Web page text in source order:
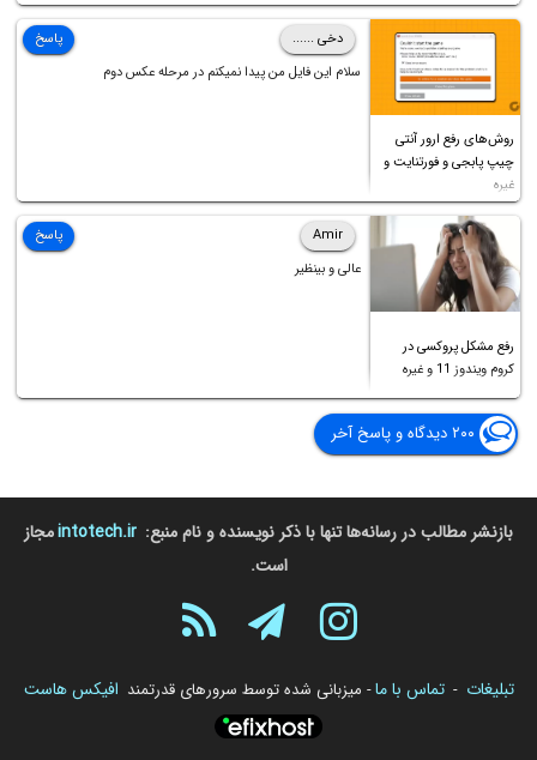
روش‌های رفع ارور آنتی
چیپ پابجی و فورتنایت و
غیره
دخی ......
سلام این فایل من پیدا نمیکنم در مرحله عکس دوم
پاسخ
رفع مشکل پروکسی در
کروم ویندوز 11 و غیره
Amir
عالی و بینظیر
پاسخ
۲۰۰ دیدگاه و پاسخ آخر
بازنشر مطالب در رسانه‌ها تنها با ذکر نویسنده و نام منبع: intotech.irمجاز
است.
تبلیغات - تماس با ما- میزبانی شده توسط سرورهای قدرتمند افیکس هاست